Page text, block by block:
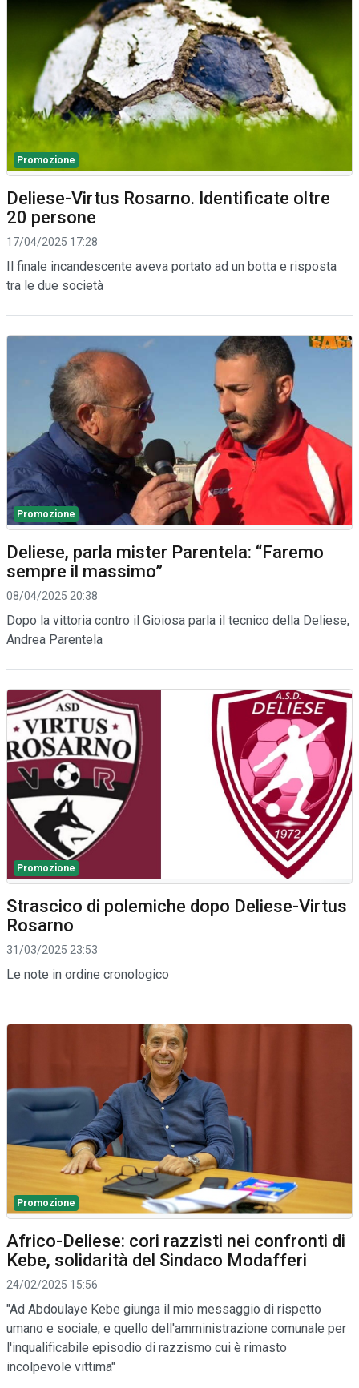
Promozione
Deliese-Virtus Rosarno. Identificate oltre
20 persone
17/04/2025 17:28
Il finale incandescente aveva portato ad un botta e risposta
tra le due società
Promozione
Deliese, parla mister Parentela: “Faremo
sempre il massimo”
08/04/2025 20:38
Dopo la vittoria contro il Gioiosa parla il tecnico della Deliese,
Andrea Parentela
Promozione
Strascico di polemiche dopo Deliese-Virtus
Rosarno
31/03/2025 23:53
Le note in ordine cronologico
Promozione
Africo-Deliese: cori razzisti nei confronti di
Kebe, solidarità del Sindaco Modafferi
24/02/2025 15:56
"Ad Abdoulaye Kebe giunga il mio messaggio di rispetto
umano e sociale, e quello dell'amministrazione comunale per
l'inqualificabile episodio di razzismo cui è rimasto
incolpevole vittima"